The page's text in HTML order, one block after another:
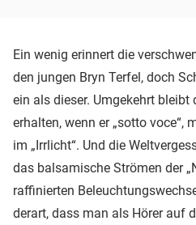
Ein wenig erinnert die
den jungen Bryn Terfel, doch
ein als dieser. Umgekehrt
erhalten, wenn er „sotto voce“,
im „Irrlicht“. Und die
das balsamische Strömen der
raffinierten
derart, dass man als Hörer auf